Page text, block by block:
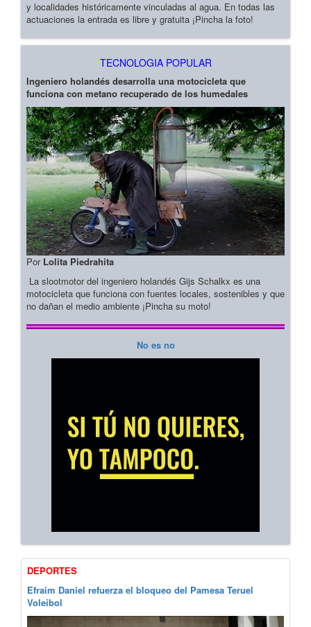
y localidades históricamente vinculadas al agua. En todas las
actuaciones la entrada es libre y gratuita ¡Pincha la foto!
TECNOLOGIA POPULAR
Ingeniero holandés desarrolla una motocicleta que
funciona con metano recuperado de los humedales
Por Lolita Piedrahita
La slootmotor del ingeniero holandés Gijs Schalkx es una
motocicleta que funciona con fuentes locales, sostenibles y que
no dañan el medio ambiente ¡Pincha su moto!
No es no
DEPORTES
Efraim Daniel refuerza el bloqueo del Pamesa Teruel
Voleibol